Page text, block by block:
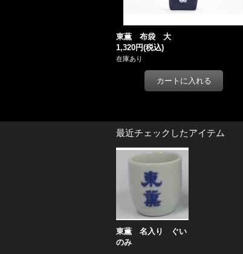
東薫 布袋 大
1,320円(税込)
在庫あり
最近チェックしたアイテム
東薫 名入り ぐい
のみ